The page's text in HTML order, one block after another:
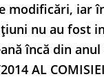
modificări, iar
nu au fost
încă din anul
AL